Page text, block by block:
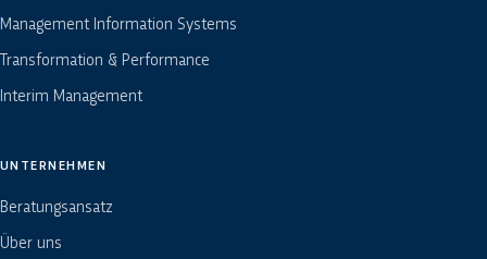
Management Information Systems
Transformation & Performance
Interim Management
UNTERNEHMEN
Beratungsansatz
Über uns